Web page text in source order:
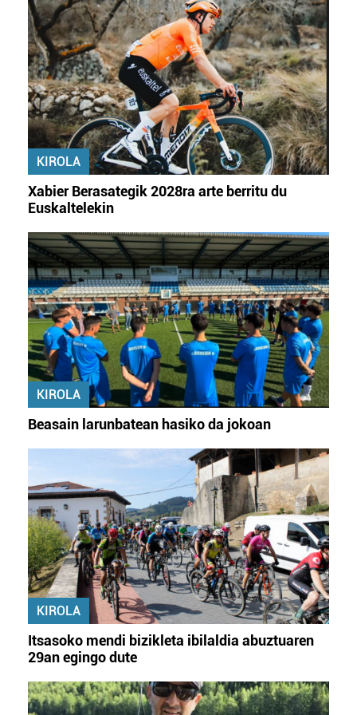
fitxategiak erabiltzen ditu. Zure esperientzia eta
zerbitzuak hobetzeko asmoz, cookie teknologiaz
baliatzen gara. Ohar hau onartuz gero, teknologia hori
erabiltzeko baimen esplizitua ematen diguzu.Gehiago
irakurri
KIROLA
Xabier Berasategik 2028ra arte berritu du
Euskaltelekin
KIROLA
Beasain larunbatean hasiko da jokoan
KIROLA
Itsasoko mendi bizikleta ibilaldia abuztuaren
29an egingo dute